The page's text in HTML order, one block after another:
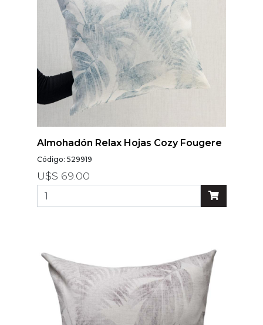
Almohadón Relax Hojas Cozy Fougere
Código: 529919
U$S 69.00